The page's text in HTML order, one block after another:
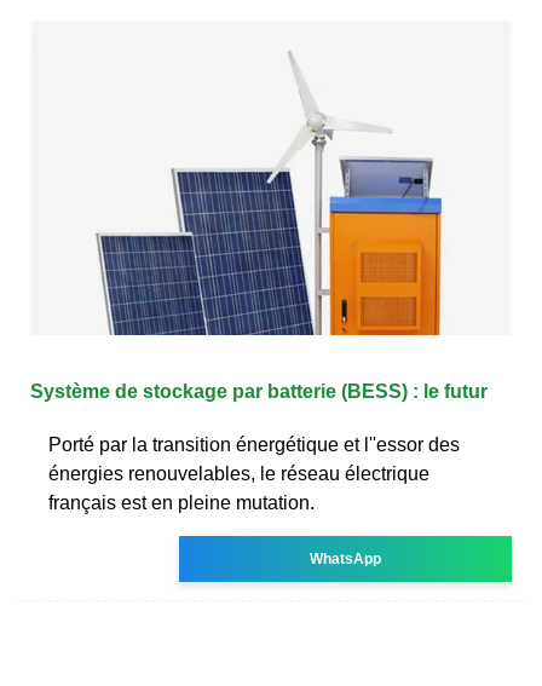
Système de stockage par batterie (BESS) : le futur
Porté par la transition énergétique et l''essor des
énergies renouvelables, le réseau électrique
français est en pleine mutation.
WhatsApp